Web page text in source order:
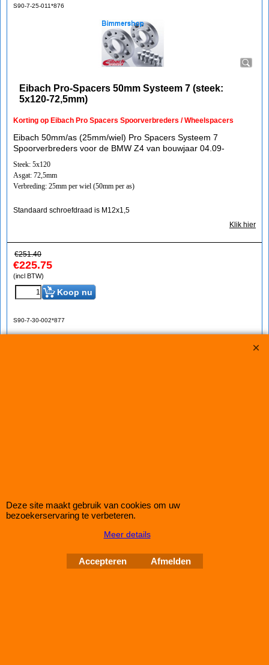
S90-7-25-011*876
Eibach Pro-Spacers 50mm Systeem 7 (steek:
5x120-72,5mm)
Korting op Eibach Pro Spacers Spoorverbreders / Wheelspacers
Eibach 50mm/as (25mm/wiel) Pro Spacers Systeem 7
Spoorverbreders voor de BMW Z4 van bouwjaar 04.09-
Steek: 5x120
Asgat: 72,5mm
Verbreding: 25mm per wiel (50mm per as)
Standaard schroefdraad is M12x1,5
Klik hier
€251.40
€225.75
(incl BTW)
Koop nu
S90-7-30-002*877
Verbreding: 30mm per wiel (60mm per as)
IMPROMAXXL-Tec Shop 2026
Deze site maakt gebruik van cookies om uw
bezoekerservaring te verbeteren.
Meer details
Accepteren Afmelden